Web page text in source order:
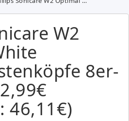
W2
8er-
46,11€)